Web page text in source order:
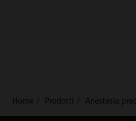
Home Prodotti Anestesia